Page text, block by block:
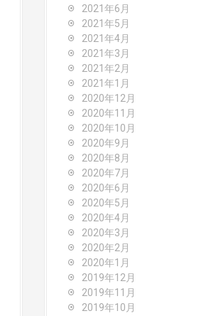
2021年6月
2021年5月
2021年4月
2021年3月
2021年2月
2021年1月
2020年12月
2020年11月
2020年10月
2020年9月
2020年8月
2020年7月
2020年6月
2020年5月
2020年4月
2020年3月
2020年2月
2020年1月
2019年12月
2019年11月
2019年10月